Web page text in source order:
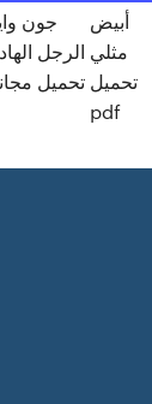
جون
الرجل
تحميل
أبيض
مثلي
تحميل
pdf